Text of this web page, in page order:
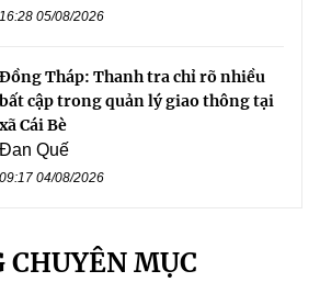
16:28 05/08/2026
Đồng Tháp: Thanh tra chỉ rõ nhiều
bất cập trong quản lý giao thông tại
xã Cái Bè
Đan Quế
09:17 04/08/2026
CHUYÊN MỤC